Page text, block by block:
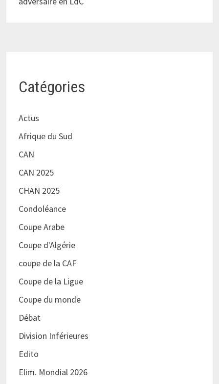
Catégories
Actus
Afrique du Sud
CAN
CAN 2025
CHAN 2025
Condoléance
Coupe Arabe
Coupe d'Algérie
coupe de la CAF
Coupe de la Ligue
Coupe du monde
Débat
Division Inférieures
Edito
Elim. Mondial 2026